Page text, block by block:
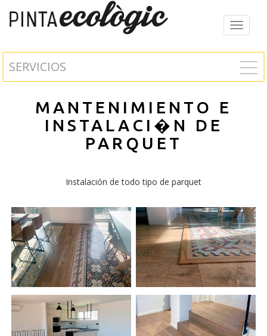
Toggle
SERVICIOS
MANTENIMIENTO E
INSTALACI�N DE
PARQUET
Instalación de todo tipo de parquet